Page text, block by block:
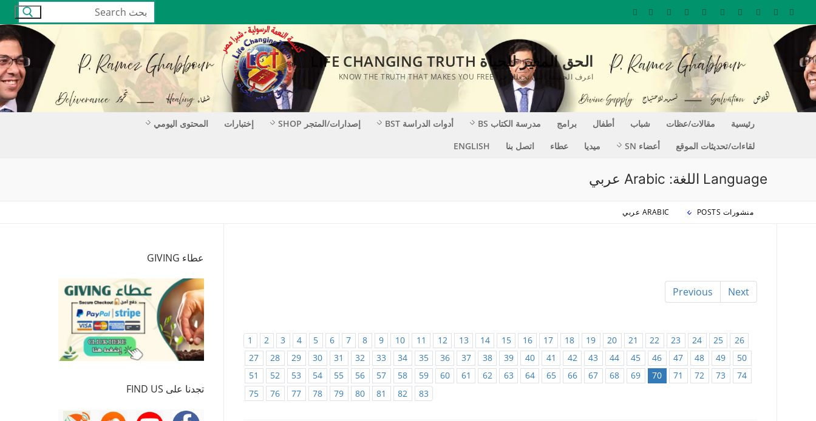
التجاوز
إلى
المحتوى
البحث
عن:
الحق المغير للحياة LIFE CHANGING TRUTH
اعرف الحقيقة التي تجعلك حراً KNOW THE TRUTH THAT MAKES YOU FREE
رئيسية مقالات/عظات شباب أطفال برامج مدرسة الكتاب BS أدوات الدراسة BST إصدارات/المتجر SHOP إختبارات
المحتوى اليومي
لقاءات/تحديثات الموقع
أعضاء SN ميديا عطاء اتصل بنا ENGLISH
Language اللغة: Arabic عربي
منشورات POSTS ARABIC عربي
Previous Next
1 2 3 4 5 6 7 8 9 10 11 12 13 14 15 16 17 18 19 20 21 22 23 24 25
26
27
28 29 30 31 32 33 34 35 36 37 38 39 40 41 42 43 44 45 46 47 48 49
50
51
52 53 54 55 56 57 58 59 60 61 62 63 64 65 66 67 68 69 70 71 72 73
74
75
76 77 78 79 80 81 82 83
عطاء GIVING
تجدنا على FIND US